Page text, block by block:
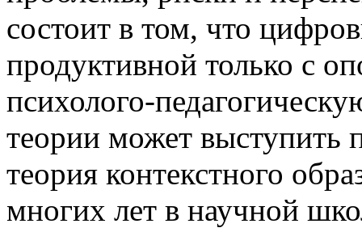
состоит в том, что
продуктивной только с
психолого-
теории может выступить
теория контекстного
многих лет в научной